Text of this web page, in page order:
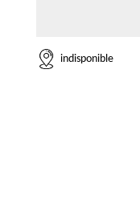
indisponible